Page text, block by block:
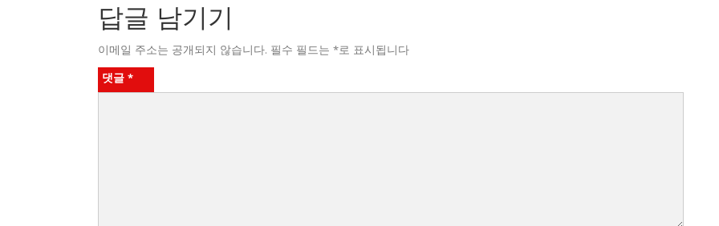
답글 남기기
이메일 주소는 공개되지 않습니다. 필수 필드는 *로 표시됩니다
댓글*